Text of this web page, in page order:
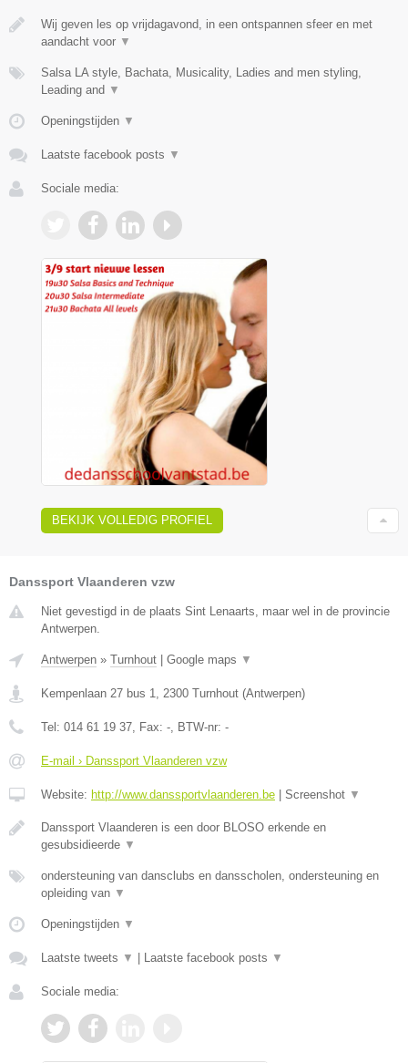
Wij geven les op vrijdagavond, in een ontspannen sfeer en met
aandacht voor ▼
Salsa LA style, Bachata, Musicality, Ladies and men styling,
Leading and ▼
Openingstijden ▼
Laatste facebook posts ▼
Sociale media:
BEKIJK VOLLEDIG PROFIEL
Danssport Vlaanderen vzw
Niet gevestigd in de plaats Sint Lenaarts, maar wel in de provincie
Antwerpen.
Antwerpen » Turnhout Google maps ▼
Kempenlaan 27 bus 1 2300 Turnhout (Antwerpen)
Tel: 014 61 19 37 , Fax: - , BTW-nr: -
E-mail › Danssport Vlaanderen vzw
Website: http://www.danssportvlaanderen.be Screenshot ▼
Danssport Vlaanderen is een door BLOSO erkende en
gesubsidieerde ▼
ondersteuning van dansclubs en dansscholen, ondersteuning en
opleiding van ▼
Openingstijden ▼
Laatste tweets ▼ Laatste facebook posts ▼
Sociale media: